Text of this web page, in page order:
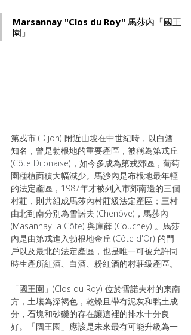
Marsannay "Clos du Roy" 馬莎內「國王
園」
第戎市 (Dijon) 附近山坡在中世紀時，以白酒
知名，曾是勃根地的重要產區，被稱為第戎丘
(Côte Dijonaise)，如今多成為第戎郊區，葡萄
園種植面積大幅減少。馬沙內是布根地最年輕
的法定產區，1987年才被列入市郊南邊的三個
村莊，則共組成馬莎內村莊級法定產區；三村
由北到南分別為雪諾夫 (Chenôve)，馬莎內
(Masannay-la Côte) 與庫薛 (Couchey) 。馬莎
內是由第戎進入勃根地金丘 (Côte d'Or) 的門
戶以及最北的法定產區，也是唯一可被允許同
時生產所紅酒、白酒、粉紅酒的村莊級產區。
「國王園」(Clos du Roy) 位於雪諾夫村的東南
方，土壤為深褐色，乾燥且帶有泥灰和黏土成
分，石塊和砂礫的存在讓這裡的排水十分良
好。「國王園」應該是未來最有可能升級為一